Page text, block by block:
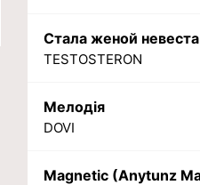
Стала женой невеста
TESTOSTERON
Мелодія
DOVI